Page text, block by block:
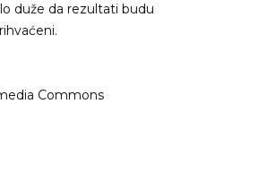
duže da rezultati budu
Commons